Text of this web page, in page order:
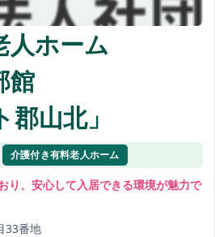
人ホーム
館
山北」
介護付き有料老人ホーム
り、安心して入居できる環境が魅力で
33番地